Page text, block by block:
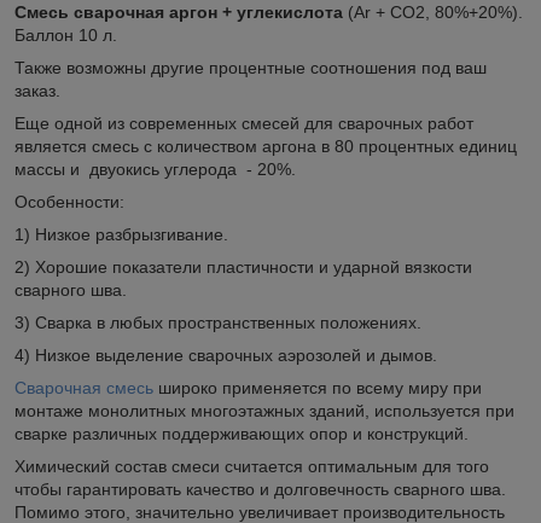
Смесь сварочная аргон + углекислота (Ar + CO2, 80%+20%).
Баллон 10 л.
Также возможны другие процентные соотношения под ваш
заказ.
Еще одной из современных смесей для сварочных работ
является смесь с количеством аргона в 80 процентных единиц
массы и двуокись углерода - 20%.
Особенности:
1) Низкое разбрызгивание.
2) Хорошие показатели пластичности и ударной вязкости
сварного шва.
3) Сварка в любых пространственных положениях.
4) Низкое выделение сварочных аэрозолей и дымов.
Сварочная смесь широко применяется по всему миру при
монтаже монолитных многоэтажных зданий, используется при
сварке различных поддерживающих опор и конструкций.
Химический состав смеси считается оптимальным для того
чтобы гарантировать качество и долговечность сварного шва.
Помимо этого, значительно увеличивает производительность